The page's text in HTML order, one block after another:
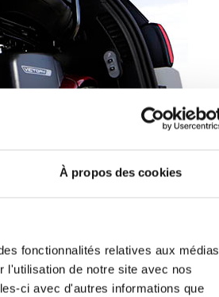
À propos des cookies
fonctionnalités relatives aux médias
l'utilisation de notre site avec nos
ci avec d'autres informations que